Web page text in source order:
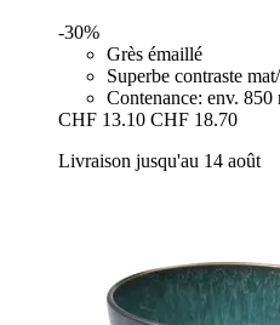
-30%
Grès émaillé
Superbe contraste
Contenance: env. 850
CHF 13.10 CHF 18.70
Livraison jusqu'au 14 août